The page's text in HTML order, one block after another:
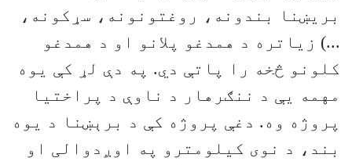
بریښنا بندونه، روغتونونه، سړکونه،
...) زیاتره د همدغو پلانو او د همدغو
کلونو څخه را پاتې دي. په دې لړ کې یوه
مهمه یې د ننګرهار د ناوې د پراختیا
پروژه وه. دغې پروژه کې د برېښنا د یوه
بند، د نوی کیلومترو په اوږدوالی او